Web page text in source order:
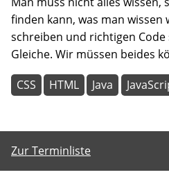
finden kann, was man wissen
schreiben und richtigen
Gleiche. Wir müssen beides
CSS HTML Java
Zur Terminliste